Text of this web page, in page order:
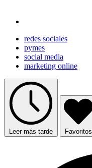
redes sociales
pymes
social media
marketing online
Leer más tarde Favoritos